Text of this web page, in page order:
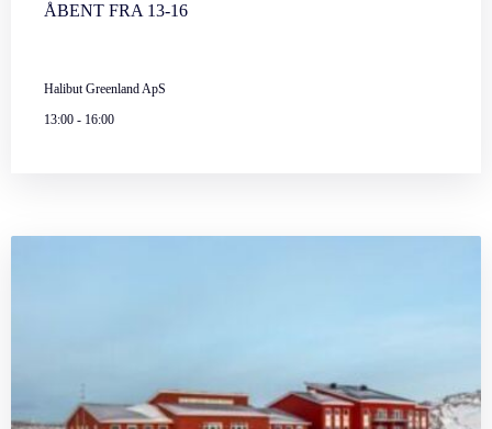
ÅBENT FRA 13-16
Halibut Greenland ApS
13:00 - 16:00